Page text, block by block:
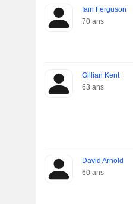
Iain Ferguson
70 ans
Gillian Kent
63 ans
David Arnold
60 ans